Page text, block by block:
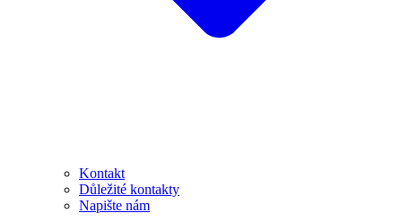
Kontakt
Důležité kontakty
Napište nám